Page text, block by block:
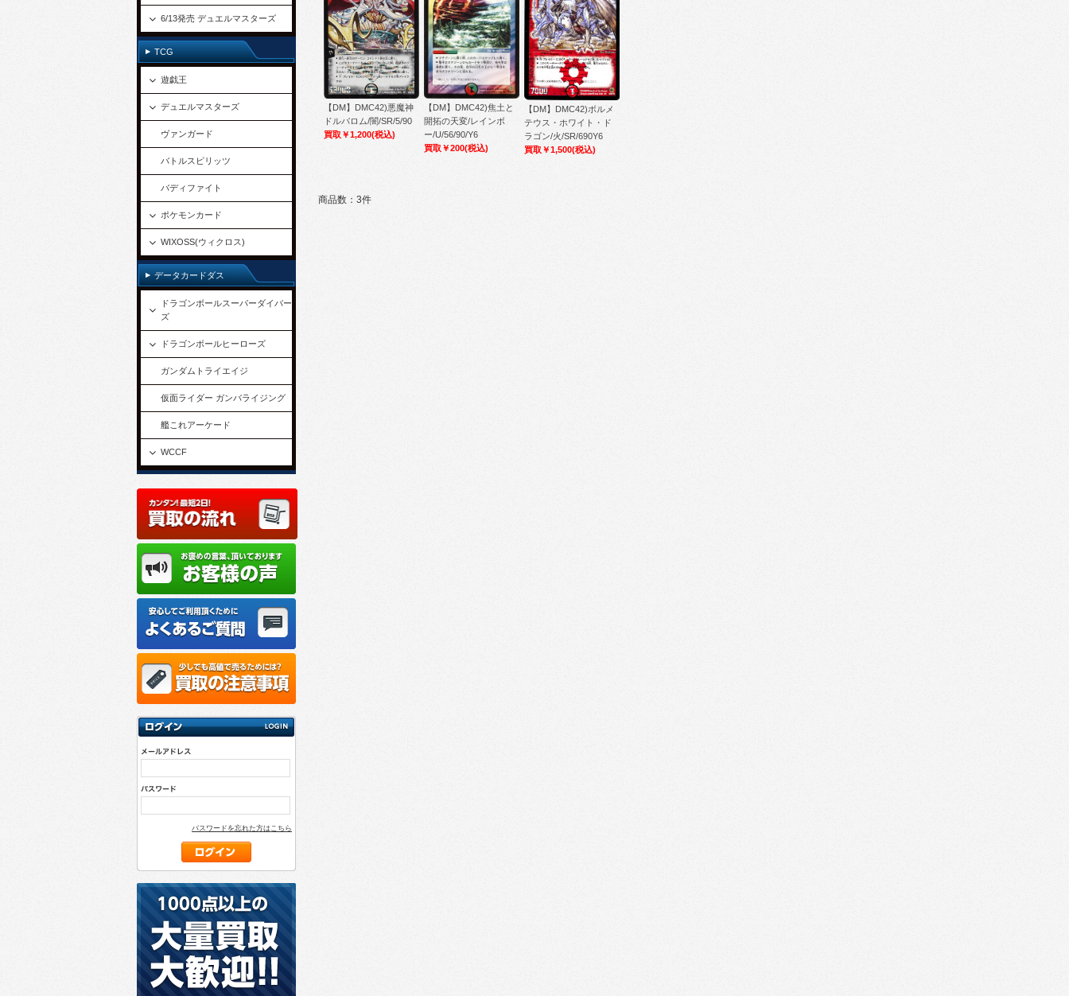
【DM】DMC42)悪魔神
ドルバロム/闇/SR/5/90
買取￥1,200(税込)
【DM】DMC42)焦土と
開拓の天変/レインボ
ー/U/56/90/Y6
買取￥200(税込)
【DM】DMC42)ボルメ
テウス・ホワイト・ド
ラゴン/火/SR/690Y6
買取￥1,500(税込)
商品数：3件
6/13発売 デュエルマスターズ
TCG
遊戯王
デュエルマスターズ
ヴァンガード
バトルスピリッツ
バディファイト
ポケモンカード
WIXOSS(ウィクロス)
データカードダス
ドラゴンボールスーパーダイバー
ズ
ドラゴンボールヒーローズ
ガンダムトライエイジ
仮面ライダー ガンバライジング
艦これアーケード
WCCF
パスワードを忘れた方はこちら